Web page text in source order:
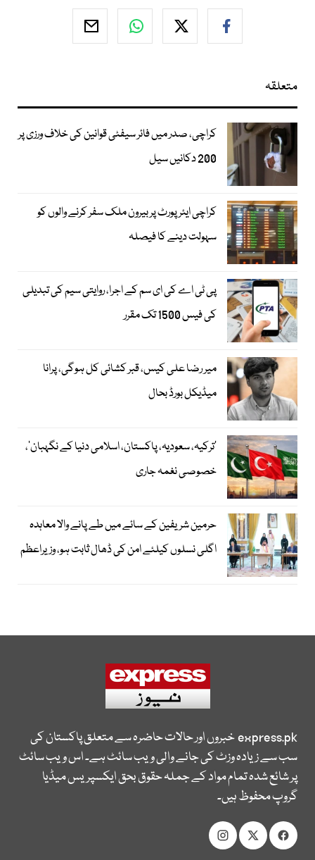
متعلقہ
کراچی، صدر میں فائر سیفٹی قوانین کی خلاف ورزی پر
200 دکانیں سیل
کراچی ایئرپورٹ پر بیرون ملک سفر کرنے والوں کو
سہولت دینے کا فیصلہ
پی ٹی اے کی ای سم کے اجرا، روایتی سیم کی تبدیلی
کی فیس 1500 تک مقرر
میر رضا علی کیس، قبر کشائی کل ہوگی، پرانا
میڈیکل بورڈ بحال
‘ترکیہ، سعودیہ، پاکستان، اسلامی دنیا کے نگہبان’،
خصوصی نغمہ جاری
حرمین شریفین کے سائے میں طے پانے والا معاہدہ
اگلی نسلوں کیلئے امن کی ڈھال ثابت ہو، وزیراعظم
express.pkخبروں اور حالات حاضرہ سے متعلق پاکستان کی
سب سے زیادہ وزٹ کی جانے والی ویب سائٹ ہے۔ اس ویب سائٹ
پر شائع شدہ تمام مواد کے جملہ حقوق بحق ایکسپریس میڈیا
گروپ محفوظ ہیں۔